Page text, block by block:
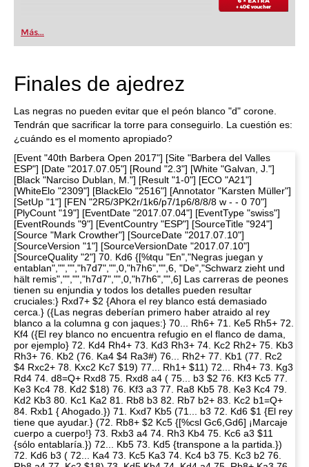
Más...
Finales de ajedrez
Las negras no pueden evitar que el peón blanco "d" corone.
Tendrán que sacrificar la torre para conseguirlo. La cuestión es:
¿cuándo es el momento apropiado?
[Event "40th Barbera Open 2017"] [Site "Barbera del Valles
ESP"] [Date "2017.07.05"] [Round "2.3"] [White "Galvan, J."]
[Black "Narciso Dublan, M."] [Result "1-0"] [ECO "A21"]
[WhiteElo "2309"] [BlackElo "2516"] [Annotator "Karsten Müller"]
[SetUp "1"] [FEN "2R5/3PK2r/1k6/p7/1p6/8/8/8 w - - 0 70"]
[PlyCount "19"] [EventDate "2017.07.04"] [EventType "swiss"]
[EventRounds "9"] [EventCountry "ESP"] [SourceTitle "924"]
[Source "Mark Crowther"] [SourceDate "2017.07.10"]
[SourceVersion "1"] [SourceVersionDate "2017.07.10"]
[SourceQuality "2"] 70. Kd6 {[%tqu "En","Negras juegan y
entablan","","","h7d7","",0,"h7h6","",6, "De","Schwarz zieht und
hält remis","","","h7d7","",0,"h7h6","",6] Las carreras de peones
tienen su enjundia y todos los detalles pueden resultar
cruciales:} Rxd7+ $2 {Ahora el rey blanco está demasiado
cerca.} ({Las negras deberían primero haber atraido al rey
blanco a la columna g con jaques:} 70... Rh6+ 71. Ke5 Rh5+ 72.
Kf4 ({El rey blanco no encuentra refugio en el flanco de dama,
por ejemplo} 72. Kd4 Rh4+ 73. Kd3 Rh3+ 74. Kc2 Rh2+ 75. Kb3
Rh3+ 76. Kb2 (76. Ka4 $4 Ra3#) 76... Rh2+ 77. Kb1 (77. Rc2
$4 Rxc2+ 78. Kxc2 Kc7 $19) 77... Rh1+ $11) 72... Rh4+ 73. Kg3
Rd4 74. d8=Q+ Rxd8 75. Rxd8 a4 ( 75... b3 $2 76. Kf3 Kc5 77.
Ke3 Kc4 78. Kd2 $18) 76. Kf3 a3 77. Ra8 Kb5 78. Ke3 Kc4 79.
Kd2 Kb3 80. Kc1 Ka2 81. Rb8 b3 82. Rb7 b2+ 83. Kc2 b1=Q+
84. Rxb1 { Ahogado.}) 71. Kxd7 Kb5 (71... b3 72. Kd6 $1 {El rey
tiene que ayudar.} (72. Rb8+ $2 Kc5 {[%csl Gc6,Gd6] ¡Marcaje
cuerpo a cuerpo!} 73. Rxb3 a4 74. Rh3 Kb4 75. Kc6 a3 $11
{sólo entablaría.}) 72... Kb5 73. Kd5 {transpone a la partida.})
72. Kd6 b3 ( 72... Ka4 73. Kc5 Ka3 74. Kc4 b3 75. Kc3 b2 76.